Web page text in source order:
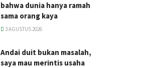
bahwa dunia hanya ramah
sama orang kaya
3 AGUSTUS 2026
Andai duit bukan masalah,
saya mau merintis usaha